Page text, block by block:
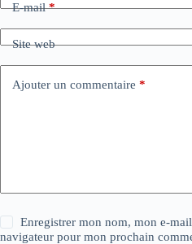
E-mail*
Site web
Ajouter un commentaire *
Enregistrer mon nom, mon e-
navigateur pour mon prochain